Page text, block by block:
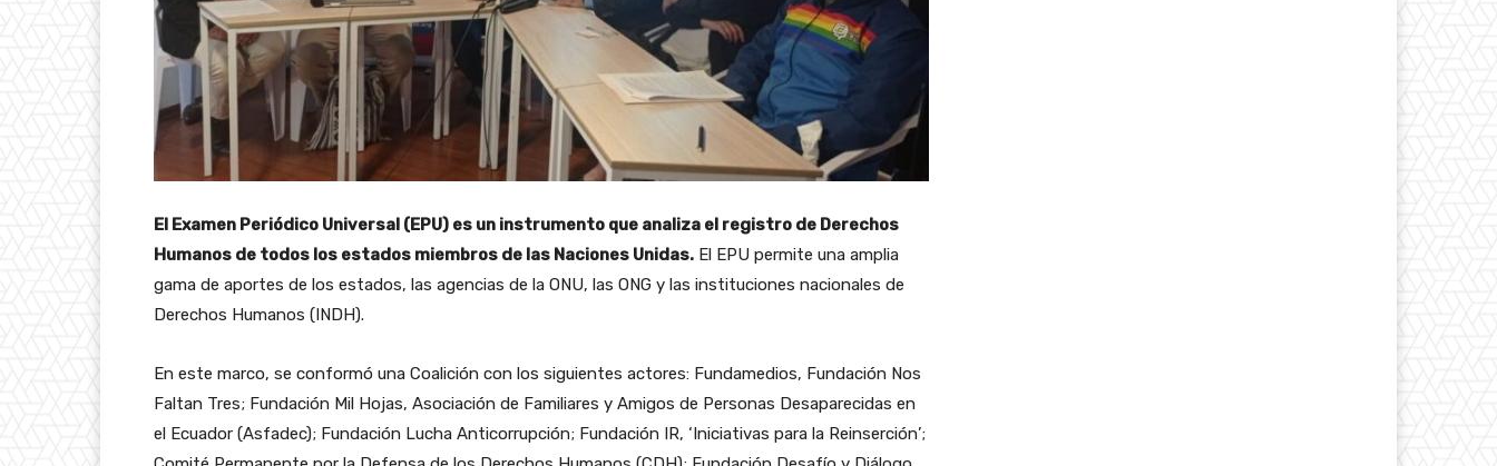
El Examen Periódico Universal (EPU) es un instrumento que analiza el registro de Derechos
Humanos de todos los estados miembros de las Naciones Unidas. El EPU permite una amplia
gama de aportes de los estados, las agencias de la ONU, las ONG y las instituciones nacionales de
Derechos Humanos (INDH).
En este marco, se conformó una Coalición con los siguientes actores: Fundamedios, Fundación Nos
Faltan Tres; Fundación Mil Hojas, Asociación de Familiares y Amigos de Personas Desaparecidas en
el Ecuador (Asfadec); Fundación Lucha Anticorrupción; Fundación IR, ‘Iniciativas para la Reinserción’;